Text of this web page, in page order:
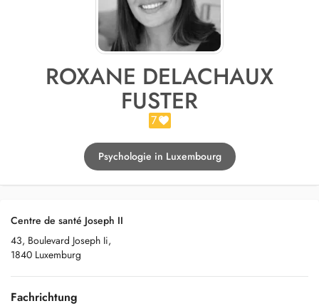
ROXANE DELACHAUX
FUSTER
7
Psychologie in Luxembourg
Centre de santé Joseph II
43, Boulevard Joseph Ii,
1840 Luxemburg
Fachrichtung